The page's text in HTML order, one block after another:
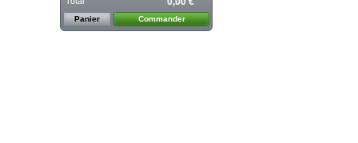
Panier Commander